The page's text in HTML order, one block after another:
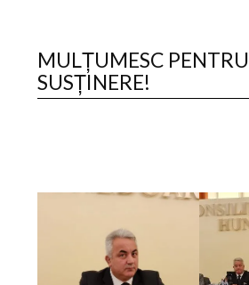
MULȚUMESC PENTRU
SUSȚINERE!